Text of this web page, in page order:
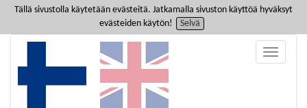
Tällä sivustolla käytetään evästeitä. Jatkamalla sivuston käyttöä hyväksyt
evästeiden käytön!
Selvä
Toggle